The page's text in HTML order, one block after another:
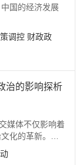
国的经济发展
调控 财政政
治的影响探析
媒体不仅影响着
化的革新。
纳兰德拉·莫
中，奥巴马的